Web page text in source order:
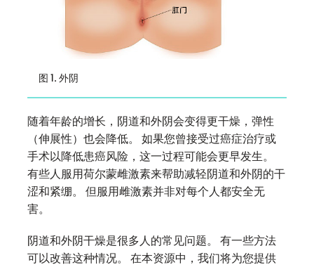
图 1. 外阴
随着年龄的增长，阴道和外阴会变得更干燥，弹性
（伸展性）也会降低。 如果您曾接受过癌症治疗或
手术以降低患癌风险，这一过程可能会更早发生。
有些人服用荷尔蒙雌激素来帮助减轻阴道和外阴的干
涩和紧绷。 但服用雌激素并非对每个人都安全无
害。
阴道和外阴干燥是很多人的常见问题。 有一些方法
可以改善这种情况。 在本资源中，我们将为您提供